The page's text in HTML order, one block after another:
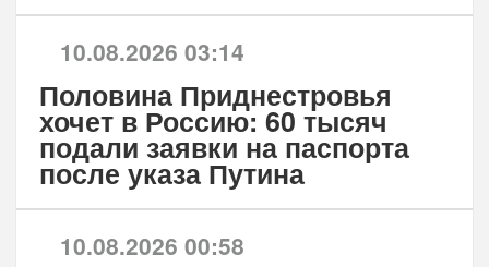
10.08.2026 03:14
Половина Приднестровья
хочет в Россию: 60 тысяч
подали заявки на паспорта
после указа Путина
10.08.2026 00:58